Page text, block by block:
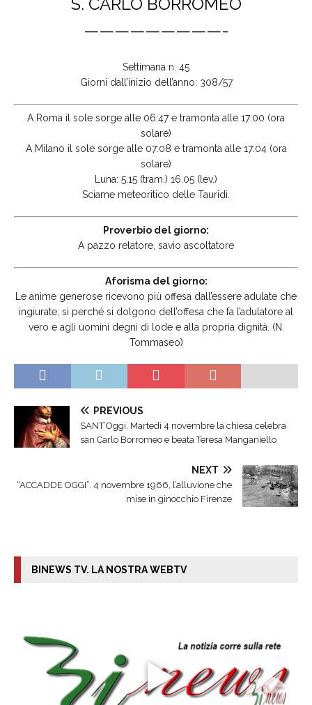
—————————-
Settimana n. 45
Giorni dall’inizio dell’anno: 308/57
A Roma il sole sorge alle 06:47 e tramonta alle 17:00 (ora
solare)
A Milano il sole sorge alle 07:08 e tramonta alle 17:04 (ora
solare)
Luna: 5.15 (tram.) 16.05 (lev.)
Sciame meteoritico delle Tauridi.
Proverbio del giorno:
A pazzo relatore, savio ascoltatore
Aforisma del giorno:
Le anime generose ricevono più offesa dall’essere adulate che
ingiurate; sì perché si dolgono dell’offesa che fa l’adulatore al
vero e agli uomini degni di lode e alla propria dignità. (N.
Tommaseo)
PREVIOUS
SANT’Oggi. Martedì 4 novembre la chiesa celebra
san Carlo Borromeo e beata Teresa Manganiello
NEXT
“ACCADDE OGGI”. 4 novembre 1966, l’alluvione che
mise in ginocchio Firenze
BINEWS TV. LA NOSTRA WEBTV